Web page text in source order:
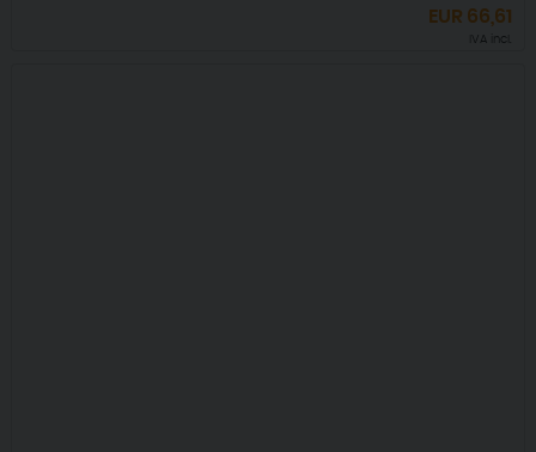
EUR 66,61
IVA incl.